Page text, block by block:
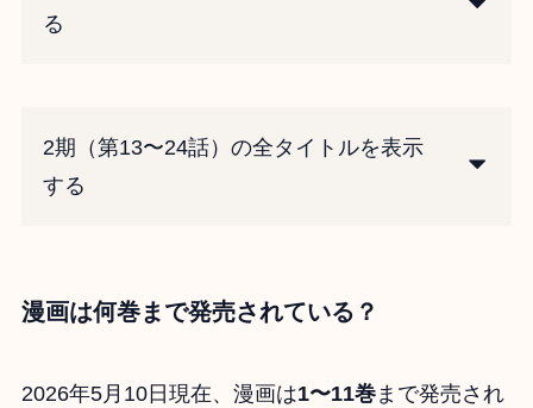
る
2期（第13〜24話）の全タイトルを表示
する
漫画は何巻まで発売されている？
2026年5月10日現在、漫画は1〜11巻まで発売され